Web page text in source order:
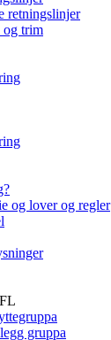
retningslinjer
trim
og lover og regler
gruppa